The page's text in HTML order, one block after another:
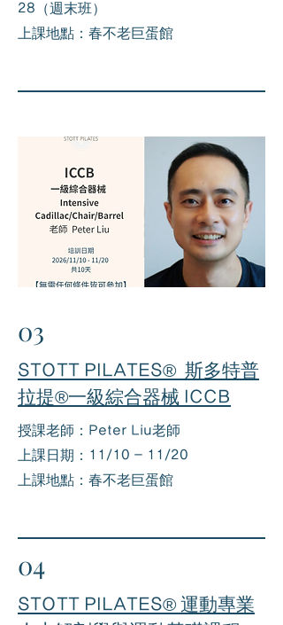
28（週末班）​
上課地點：春不老巨蛋館
03
STOTT PILATES® 斯多特普
拉提®一級綜合器械 ICCB
授課老師：Peter Liu老師
上課日期：11/10 - 11/20​
上課地點：春不老巨蛋館
04
STOTT PILATES® 運動專業